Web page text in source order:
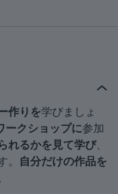
作りを学びましょ
ークショップに参加
れるかを見て学び、
自分だけの作品を